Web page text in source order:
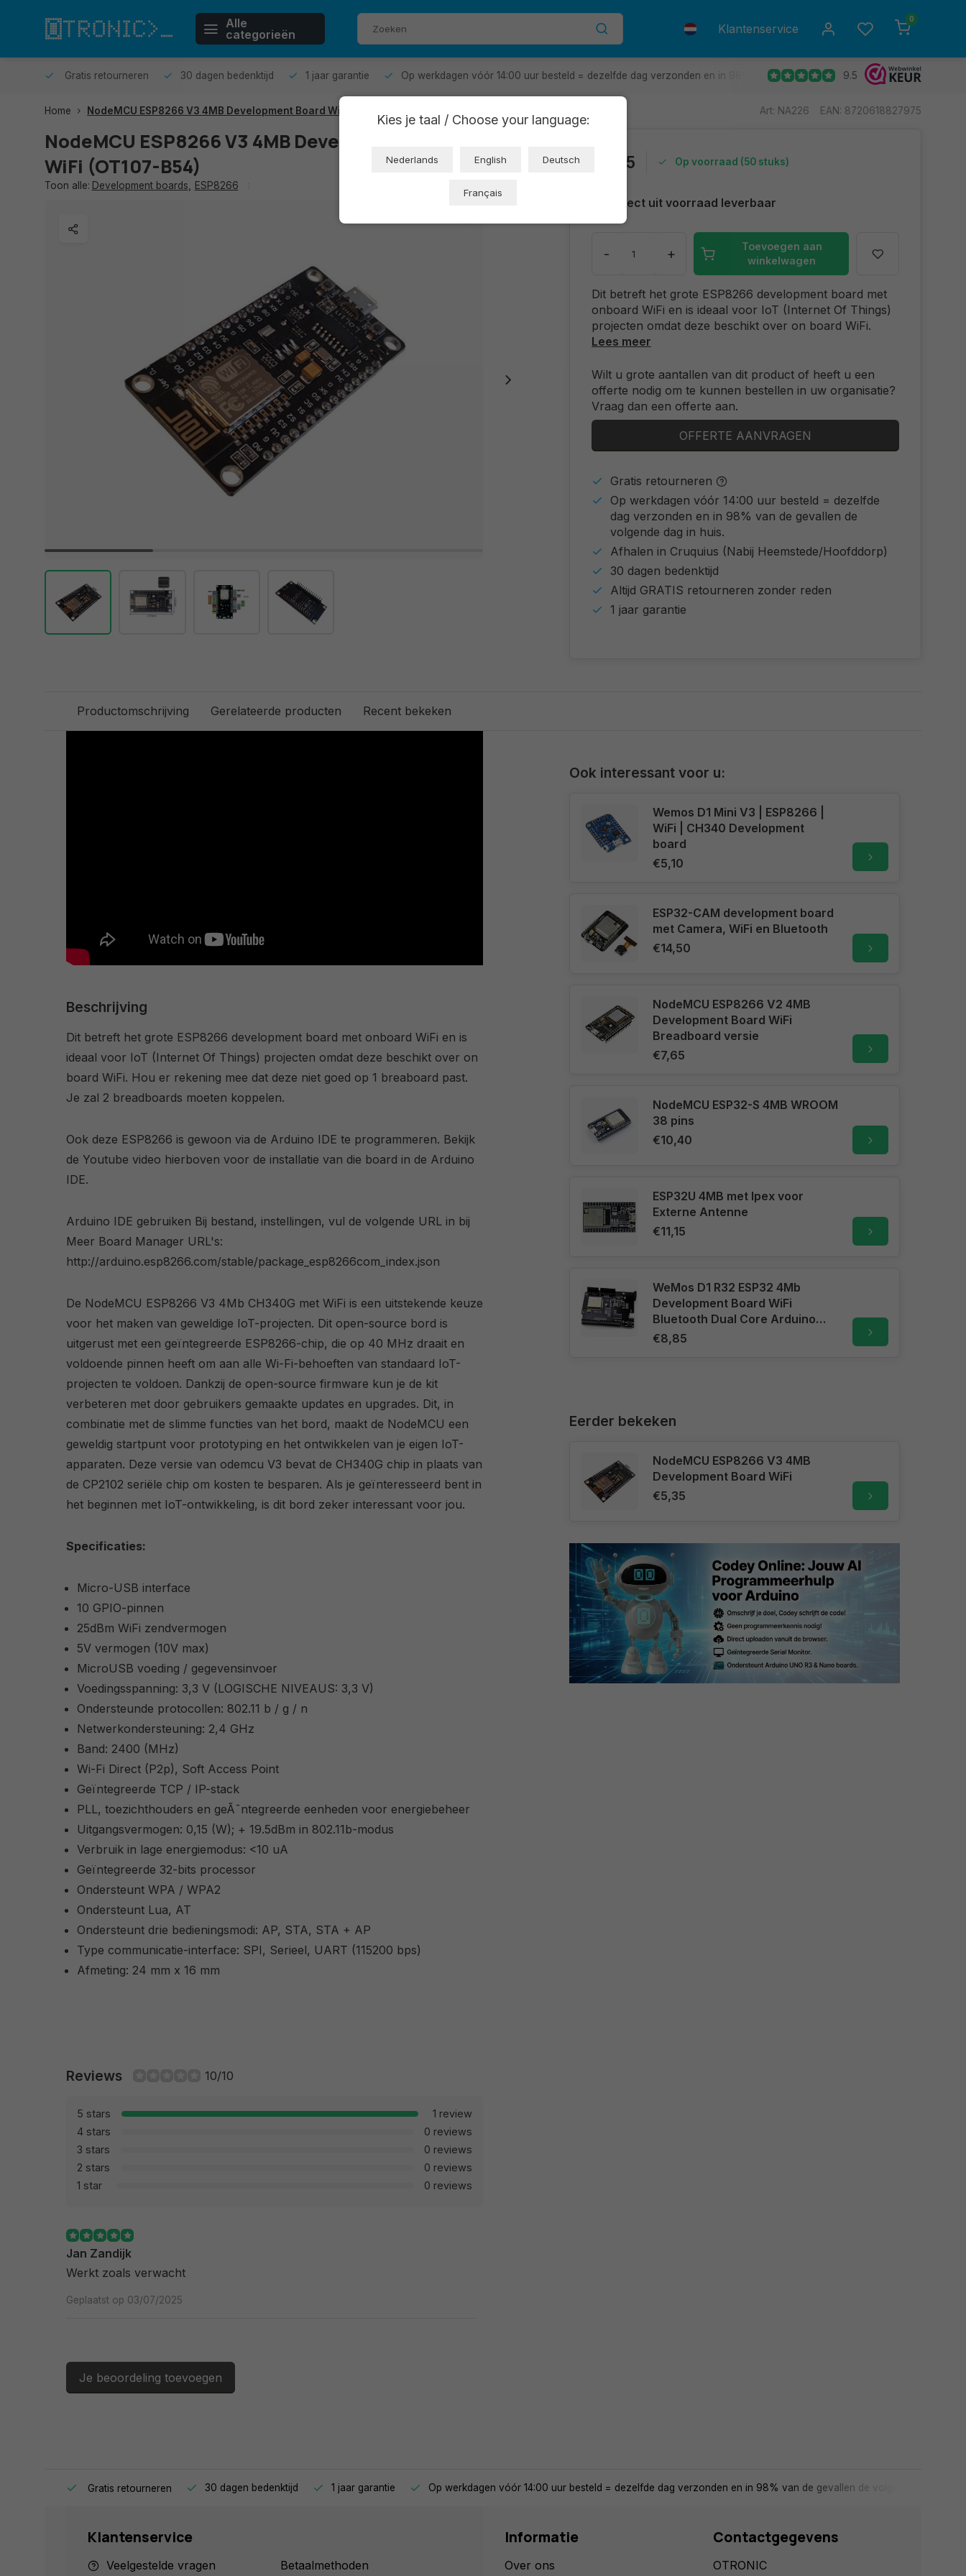
Alle
categorieën
Klantenservice
0
Gratis retourneren 30 dagen bedenktijd 1 jaar garantie Op werkdagen vóór 14:00 uur besteld = dezelfde dag verzonden en in 98% van de gevallen de volgende dag in huis.
9.5
Home NodeMCU ESP8266 V3 4MB Development Board WiFi Art: NA226 EAN: 8720618827975
NodeMCU ESP8266 V3 4MB Development Board
WiFi (OT107-B54)
Toon alle: Development boards ESP8266
€5,35 Op voorraad (50 stuks)
Direct uit voorraad leverbaar
- +
Toevoegen aan
winkelwagen
Dit betreft het grote ESP8266 development board met
onboard WiFi en is ideaal voor IoT (Internet Of Things)
projecten omdat deze beschikt over on board WiFi.
Lees meer
Wilt u grote aantallen van dit product of heeft u een
offerte nodig om te kunnen bestellen in uw organisatie?
Vraag dan een offerte aan.
OFFERTE AANVRAGEN
Gratis retourneren
Op werkdagen vóór 14:00 uur besteld = dezelfde
dag verzonden en in 98% van de gevallen de
volgende dag in huis.
Afhalen in Cruquius (Nabij Heemstede/Hoofddorp)
30 dagen bedenktijd
Altijd GRATIS retourneren zonder reden
1 jaar garantie
Productomschrijving Gerelateerde producten Recent bekeken
Beschrijving
Dit betreft het grote ESP8266 development board met onboard WiFi en is
ideaal voor IoT (Internet Of Things) projecten omdat deze beschikt over on
board WiFi. Hou er rekening mee dat deze niet goed op 1 breaboard past.
Je zal 2 breadboards moeten koppelen.
Ook deze ESP8266 is gewoon via de Arduino IDE te programmeren. Bekijk
de Youtube video hierboven voor de installatie van die board in de Arduino
IDE.
Arduino IDE gebruiken Bij bestand, instellingen, vul de volgende URL in bij
Meer Board Manager URL's:
http://arduino.esp8266.com/stable/package_esp8266com_index.json
De NodeMCU ESP8266 V3 4Mb CH340G met WiFi is een uitstekende keuze
voor het maken van geweldige IoT-projecten. Dit open-source bord is
uitgerust met een geïntegreerde ESP8266-chip, die op 40 MHz draait en
voldoende pinnen heeft om aan alle Wi-Fi-behoeften van standaard IoT-
projecten te voldoen. Dankzij de open-source firmware kun je de kit
verbeteren met door gebruikers gemaakte updates en upgrades. Dit, in
combinatie met de slimme functies van het bord, maakt de NodeMCU een
geweldig startpunt voor prototyping en het ontwikkelen van je eigen IoT-
apparaten. Deze versie van odemcu V3 bevat de CH340G chip in plaats van
de CP2102 seriële chip om kosten te besparen. Als je geïnteresseerd bent in
het beginnen met IoT-ontwikkeling, is dit bord zeker interessant voor jou.
Specificaties:
Micro-USB interface
10 GPIO-pinnen
25dBm WiFi zendvermogen
5V vermogen (10V max)
MicroUSB voeding / gegevensinvoer
Voedingsspanning: 3,3 V (LOGISCHE NIVEAUS: 3,3 V)
Ondersteunde protocollen: 802.11 b / g / n
Netwerkondersteuning: 2,4 GHz
Band: 2400 (MHz)
Wi-Fi Direct (P2p), Soft Access Point
Geïntegreerde TCP / IP-stack
PLL, toezichthouders en geÃ¯ntegreerde eenheden voor energiebeheer
Uitgangsvermogen: 0,15 (W); + 19.5dBm in 802.11b-modus
Verbruik in lage energiemodus: <10 uA
Geïntegreerde 32-bits processor
Ondersteunt WPA / WPA2
Ondersteunt Lua, AT
Ondersteunt drie bedieningsmodi: AP, STA, STA + AP
Type communicatie-interface: SPI, Serieel, UART (115200 bps)
Afmeting: 24 mm x 16 mm
Reviews 10/10
5 stars
1 review
4 stars
0 reviews
3 stars
0 reviews
2 stars
0 reviews
1 star
0 reviews
Jan Zandijk
Werkt zoals verwacht
Geplaatst op 03/07/2025
Je beoordeling toevoegen
Ook interessant voor u:
Wemos D1 Mini V3 | ESP8266 |
WiFi | CH340 Development
board
€5,10
ESP32-CAM development board
met Camera, WiFi en Bluetooth
€14,50
NodeMCU ESP8266 V2 4MB
Development Board WiFi
Breadboard versie
€7,65
NodeMCU ESP32-S 4MB WROOM
38 pins
€10,40
ESP32U 4MB met Ipex voor
Externe Antenne
€11,15
WeMos D1 R32 ESP32 4Mb
Development Board WiFi
Bluetooth Dual Core Arduino
Uno R3 formaat
€8,85
Eerder bekeken
NodeMCU ESP8266 V3 4MB
Development Board WiFi
€5,35
Kies je taal / Choose your language:
Nederlands English Deutsch
Français
Gratis retourneren 30 dagen bedenktijd 1 jaar garantie Op werkdagen vóór 14:00 uur besteld = dezelfde dag verzonden en in 98% van de gevallen de volgende dag in
Klantenservice
Veelgestelde vragen Betaalmethoden
Informatie
Over ons
Contactgegevens
OTRONIC